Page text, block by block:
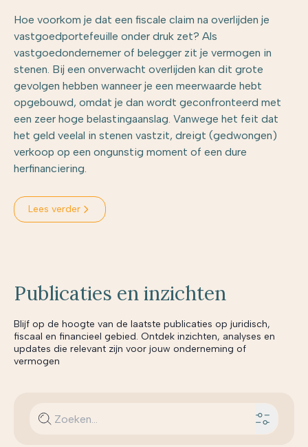
Hoe voorkom je dat een fiscale claim na overlijden je
vastgoedportefeuille onder druk zet? Als
vastgoedondernemer of belegger zit je vermogen in
stenen. Bij een onverwacht overlijden kan dit grote
gevolgen hebben wanneer je een meerwaarde hebt
opgebouwd, omdat je dan wordt geconfronteerd met
een zeer hoge belastingaanslag. Vanwege het feit dat
het geld veelal in stenen vastzit, dreigt (gedwongen)
verkoop op een ongunstig moment of een dure
herfinanciering.
Lees verder
Publicaties en inzichten
Blijf op de hoogte van de laatste publicaties op juridisch,
fiscaal en financieel gebied. Ontdek inzichten, analyses en
updates die relevant zijn voor jouw onderneming of
vermogen